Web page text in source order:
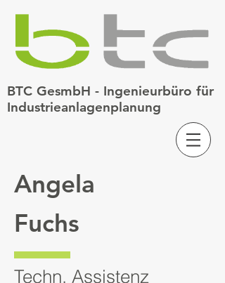
BTC GesmbH - Ingenieurbüro für
Industrieanlagenplanung
Angela
Fuchs
Techn. Assistenz